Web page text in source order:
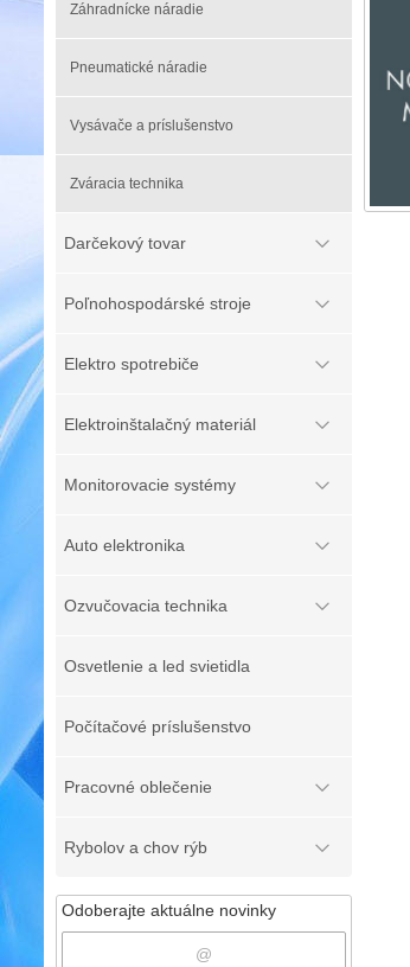
Záhradnícke náradie
Pneumatické náradie
Vysávače a príslušenstvo
Zváracia technika
Darčekový tovar
Poľnohospodárské stroje
Elektro spotrebiče
Elektroinštalačný materiál
Monitorovacie systémy
Auto elektronika
Ozvučovacia technika
Osvetlenie a led svietidla
Počítačové príslušenstvo
Pracovné oblečenie
Rybolov a chov rýb
Odoberajte aktuálne novinky